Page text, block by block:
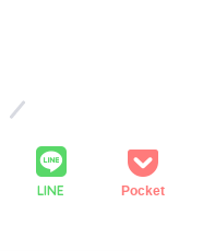
LINE Pocket